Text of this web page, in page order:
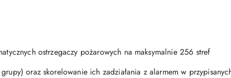
ostrzegaczy pożarowych na maksymalnie 256 stref
oraz skorelowanie ich zadziałania z alarmem w